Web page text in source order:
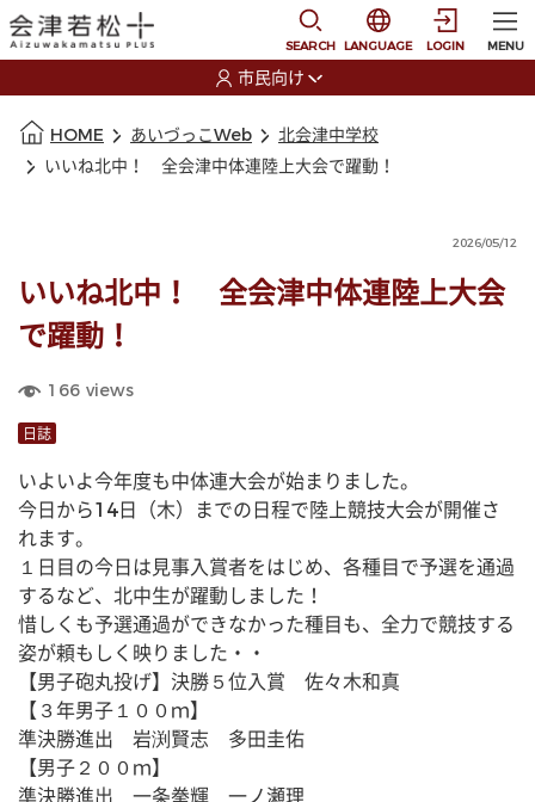
SEARCH
選択すると言語の切
LANGUAGE LOGIN MENU
市民向け
HOME あいづっこWeb
北会津中学校
いいね北中！ 全会津中体連陸上大会で躍動！
2026/05/12
いいね北中！ 全会津中体連陸上大会
で躍動！
166 views
日誌
いよいよ今年度も中体連大会が始まりました。
今日から14日（木）までの日程で陸上競技大会が開催さ
れます。
１日目の今日は見事入賞者をはじめ、各種目で予選を通過
するなど、北中生が躍動しました！
惜しくも予選通過ができなかった種目も、全力で競技する
姿が頼もしく映りました・・
【男子砲丸投げ】決勝５位入賞　佐々木和真
【３年男子１００ｍ】
準決勝進出　岩渕賢志　多田圭佑
【男子２００ｍ】
準決勝進出　一条拳輝　一ノ瀬理